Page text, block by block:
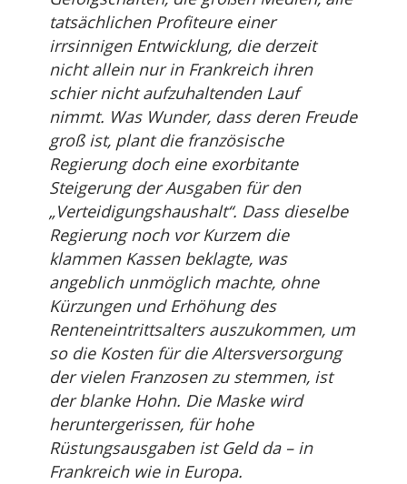
tatsächlichen Profiteure einer
irrsinnigen Entwicklung, die derzeit
nicht allein nur in Frankreich ihren
schier nicht aufzuhaltenden Lauf
nimmt. Was Wunder, dass deren Freude
groß ist, plant die französische
Regierung doch eine exorbitante
Steigerung der Ausgaben für den
„Verteidigungshaushalt“. Dass dieselbe
Regierung noch vor Kurzem die
klammen Kassen beklagte, was
angeblich unmöglich machte, ohne
Kürzungen und Erhöhung des
Renteneintrittsalters auszukommen, um
so die Kosten für die Altersversorgung
der vielen Franzosen zu stemmen, ist
der blanke Hohn. Die Maske wird
heruntergerissen, für hohe
Rüstungsausgaben ist Geld da – in
Frankreich wie in Europa.